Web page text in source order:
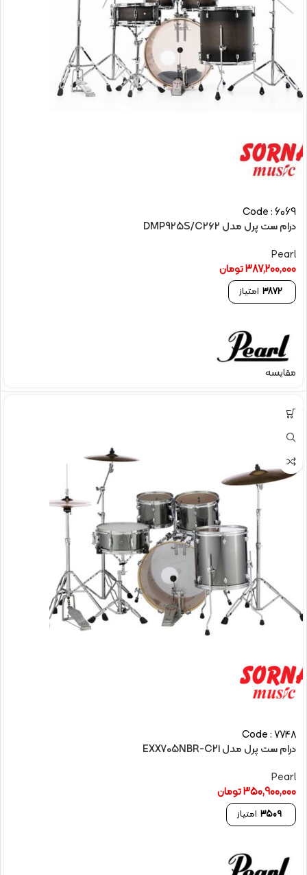
Code : 6069
درام ست پرل مدل DMP925S/C262
Pearl
387,200,000تومان
3872 امتیاز
مقایسه
Code : 7748
درام ست پرل مدل EXX705NBR-C21
Pearl
350,900,000تومان
3509 امتیاز